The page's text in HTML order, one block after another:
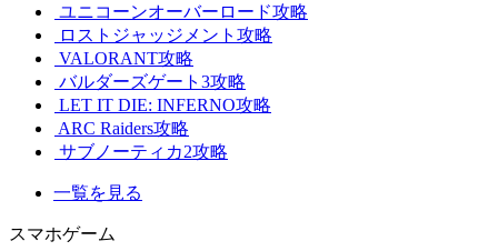
ユニコーンオーバーロード攻略
ロストジャッジメント攻略
VALORANT攻略
バルダーズゲート3攻略
LET IT DIE: INFERNO攻略
ARC Raiders攻略
サブノーティカ2攻略
一覧を見る
スマホゲーム